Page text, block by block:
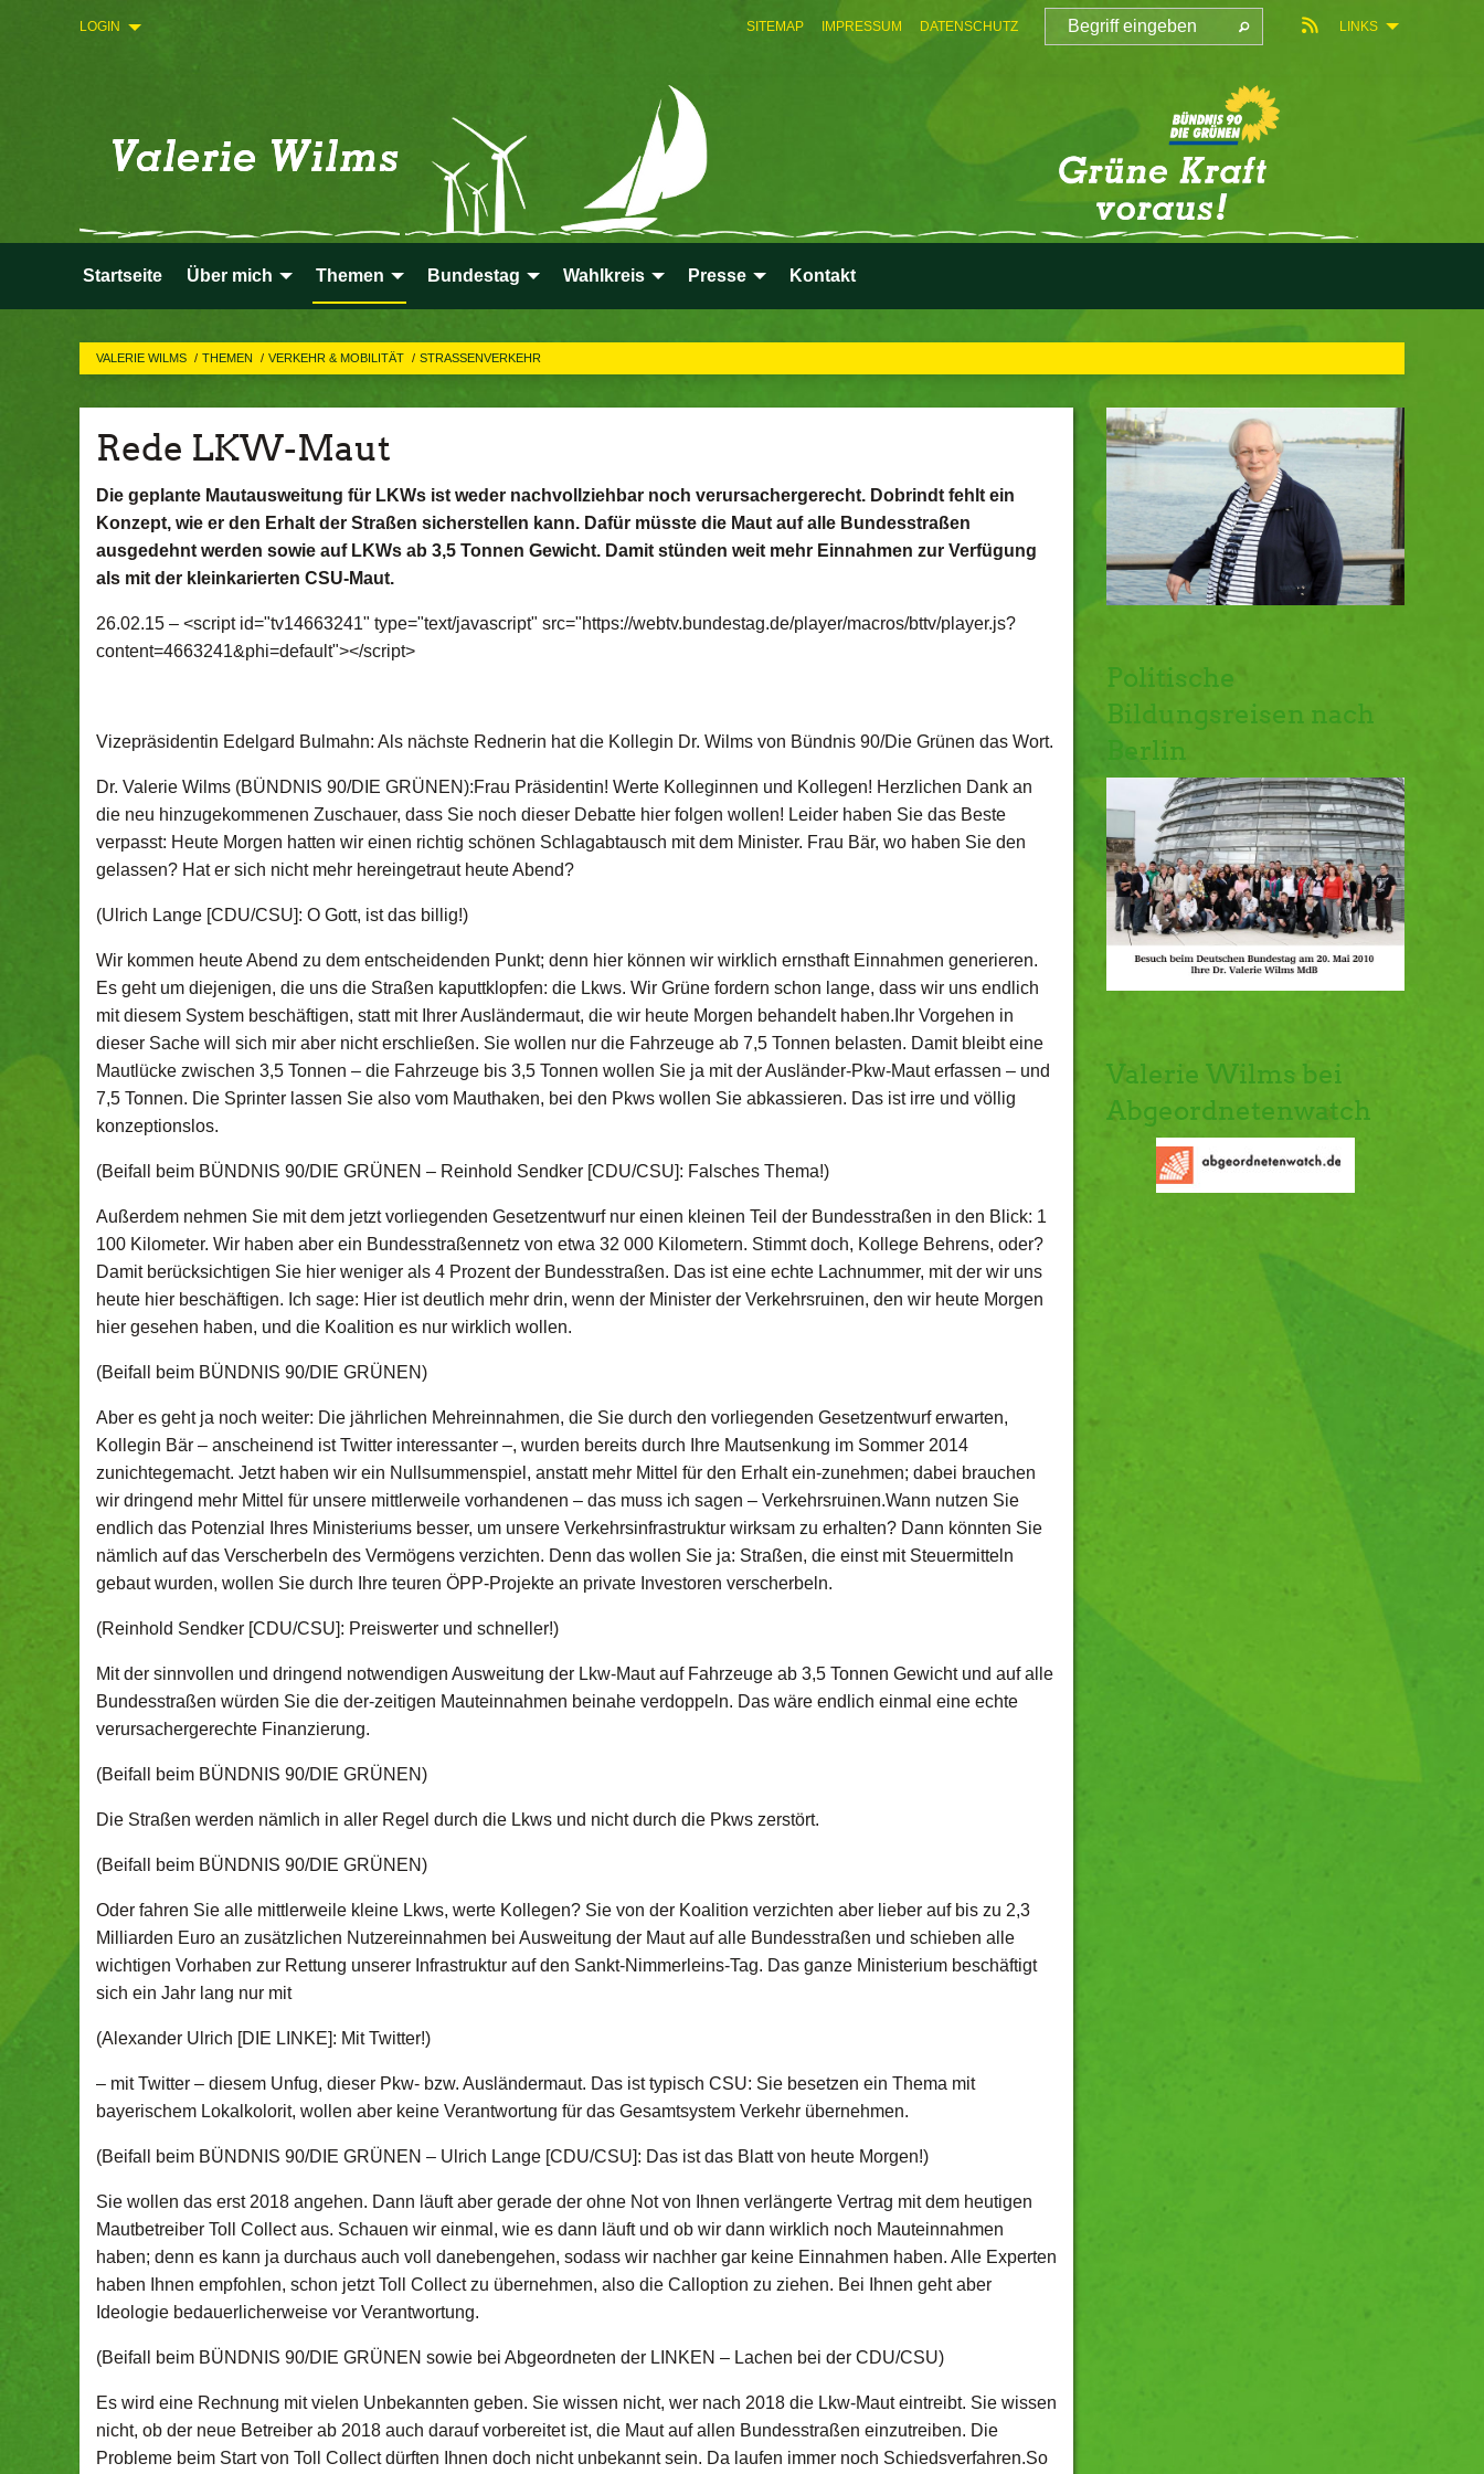
LINKS
SITEMAP IMPRESSUM DATENSCHUTZ
LOGIN
Startseite Über mich Themen Bundestag Wahlkreis Presse Kontakt
VALERIE WILMS THEMEN VERKEHR & MOBILITÄT STRASSENVERKEHR
Rede LKW-Maut
Die geplante Mautausweitung für LKWs ist weder nachvollziehbar noch verursachergerecht. Dobrindt fehlt ein
Konzept, wie er den Erhalt der Straßen sicherstellen kann. Dafür müsste die Maut auf alle Bundesstraßen
ausgedehnt werden sowie auf LKWs ab 3,5 Tonnen Gewicht. Damit stünden weit mehr Einnahmen zur Verfügung
als mit der kleinkarierten CSU-Maut.
26.02.15 – <script id="tv14663241" type="text/javascript" src="https://webtv.bundestag.de/player/macros/bttv/player.js?
content=4663241&phi=default"></script>
Vizepräsidentin Edelgard Bulmahn: Als nächste Rednerin hat die Kollegin Dr. Wilms von Bündnis 90/Die Grünen das Wort.
Dr. Valerie Wilms (BÜNDNIS 90/DIE GRÜNEN):Frau Präsidentin! Werte Kolleginnen und Kollegen! Herzlichen Dank an
die neu hinzugekommenen Zuschauer, dass Sie noch dieser Debatte hier folgen wollen! Leider haben Sie das Beste
verpasst: Heute Morgen hatten wir einen richtig schönen Schlagabtausch mit dem Minister. Frau Bär, wo haben Sie den
gelassen? Hat er sich nicht mehr hereingetraut heute Abend?
(Ulrich Lange [CDU/CSU]: O Gott, ist das billig!)
Wir kommen heute Abend zu dem entscheidenden Punkt; denn hier können wir wirklich ernsthaft Einnahmen generieren.
Es geht um diejenigen, die uns die Straßen kaputtklopfen: die Lkws. Wir Grüne fordern schon lange, dass wir uns endlich
mit diesem System beschäftigen, statt mit Ihrer Ausländermaut, die wir heute Morgen behandelt haben.Ihr Vorgehen in
dieser Sache will sich mir aber nicht erschließen. Sie wollen nur die Fahrzeuge ab 7,5 Tonnen belasten. Damit bleibt eine
Mautlücke zwischen 3,5 Tonnen – die Fahrzeuge bis 3,5 Tonnen wollen Sie ja mit der Ausländer-Pkw-Maut erfassen – und
7,5 Tonnen. Die Sprinter lassen Sie also vom Mauthaken, bei den Pkws wollen Sie abkassieren. Das ist irre und völlig
konzeptionslos.
(Beifall beim BÜNDNIS 90/DIE GRÜNEN – Reinhold Sendker [CDU/CSU]: Falsches Thema!)
Außerdem nehmen Sie mit dem jetzt vorliegenden Gesetzentwurf nur einen kleinen Teil der Bundesstraßen in den Blick: 1
100 Kilometer. Wir haben aber ein Bundesstraßennetz von etwa 32 000 Kilometern. Stimmt doch, Kollege Behrens, oder?
Damit berücksichtigen Sie hier weniger als 4 Prozent der Bundesstraßen. Das ist eine echte Lachnummer, mit der wir uns
heute hier beschäftigen. Ich sage: Hier ist deutlich mehr drin, wenn der Minister der Verkehrsruinen, den wir heute Morgen
hier gesehen haben, und die Koalition es nur wirklich wollen.
(Beifall beim BÜNDNIS 90/DIE GRÜNEN)
Aber es geht ja noch weiter: Die jährlichen Mehreinnahmen, die Sie durch den vorliegenden Gesetzentwurf erwarten,
Kollegin Bär – anscheinend ist Twitter interessanter –, wurden bereits durch Ihre Mautsenkung im Sommer 2014
zunichtegemacht. Jetzt haben wir ein Nullsummenspiel, anstatt mehr Mittel für den Erhalt ein-zunehmen; dabei brauchen
wir dringend mehr Mittel für unsere mittlerweile vorhandenen – das muss ich sagen – Verkehrsruinen.Wann nutzen Sie
endlich das Potenzial Ihres Ministeriums besser, um unsere Verkehrsinfrastruktur wirksam zu erhalten? Dann könnten Sie
nämlich auf das Verscherbeln des Vermögens verzichten. Denn das wollen Sie ja: Straßen, die einst mit Steuermitteln
gebaut wurden, wollen Sie durch Ihre teuren ÖPP-Projekte an private Investoren verscherbeln.
(Reinhold Sendker [CDU/CSU]: Preiswerter und schneller!)
Mit der sinnvollen und dringend notwendigen Ausweitung der Lkw-Maut auf Fahrzeuge ab 3,5 Tonnen Gewicht und auf alle
Bundesstraßen würden Sie die der-zeitigen Mauteinnahmen beinahe verdoppeln. Das wäre endlich einmal eine echte
verursachergerechte Finanzierung.
(Beifall beim BÜNDNIS 90/DIE GRÜNEN)
Die Straßen werden nämlich in aller Regel durch die Lkws und nicht durch die Pkws zerstört.
(Beifall beim BÜNDNIS 90/DIE GRÜNEN)
Oder fahren Sie alle mittlerweile kleine Lkws, werte Kollegen? Sie von der Koalition verzichten aber lieber auf bis zu 2,3
Milliarden Euro an zusätzlichen Nutzereinnahmen bei Ausweitung der Maut auf alle Bundesstraßen und schieben alle
wichtigen Vorhaben zur Rettung unserer Infrastruktur auf den Sankt-Nimmerleins-Tag. Das ganze Ministerium beschäftigt
sich ein Jahr lang nur mit
(Alexander Ulrich [DIE LINKE]: Mit Twitter!)
– mit Twitter – diesem Unfug, dieser Pkw- bzw. Ausländermaut. Das ist typisch CSU: Sie besetzen ein Thema mit
bayerischem Lokalkolorit, wollen aber keine Verantwortung für das Gesamtsystem Verkehr übernehmen.
(Beifall beim BÜNDNIS 90/DIE GRÜNEN – Ulrich Lange [CDU/CSU]: Das ist das Blatt von heute Morgen!)
Sie wollen das erst 2018 angehen. Dann läuft aber gerade der ohne Not von Ihnen verlängerte Vertrag mit dem heutigen
Mautbetreiber Toll Collect aus. Schauen wir einmal, wie es dann läuft und ob wir dann wirklich noch Mauteinnahmen
haben; denn es kann ja durchaus auch voll danebengehen, sodass wir nachher gar keine Einnahmen haben. Alle Experten
haben Ihnen empfohlen, schon jetzt Toll Collect zu übernehmen, also die Calloption zu ziehen. Bei Ihnen geht aber
Ideologie bedauerlicherweise vor Verantwortung.
(Beifall beim BÜNDNIS 90/DIE GRÜNEN sowie bei Abgeordneten der LINKEN – Lachen bei der CDU/CSU)
Es wird eine Rechnung mit vielen Unbekannten geben. Sie wissen nicht, wer nach 2018 die Lkw-Maut eintreibt. Sie wissen
nicht, ob der neue Betreiber ab 2018 auch darauf vorbereitet ist, die Maut auf allen Bundesstraßen einzutreiben. Die
Probleme beim Start von Toll Collect dürften Ihnen doch nicht unbekannt sein. Da laufen immer noch Schiedsverfahren.So
Politische
Bildungsreisen nach
Berlin
Valerie Wilms bei
Abgeordnetenwatch